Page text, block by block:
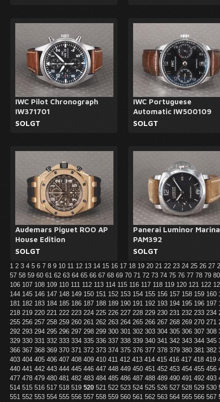
IWC Pilot Chronograph
IW371701
SOLGT
IWC Portuguese
Automatic IW500109
SOLGT
Audemars Piguet ROO AP
House Edition
SOLGT
Panerai Luminor Marina
PAM392
SOLGT
1 2 3 4 5 6 7 8 9 10 11 12 13 14 15 16 17 18 19 20 21 22 23 24 25 26 27
57 58 59 60 61 62 63 64 65 66 67 68 69 70 71 72 73 74 75 76 77 78 79
106 107 108 109 110 111 112 113 114 115 116 117 118 119 120 121 122
144 145 146 147 148 149 150 151 152 153 154 155 156 157 158 159 160
181 182 183 184 185 186 187 188 189 190 191 192 193 194 195 196 197
218 219 220 221 222 223 224 225 226 227 228 229 230 231 232 233 234
255 256 257 258 259 260 261 262 263 264 265 266 267 268 269 270 271
292 293 294 295 296 297 298 299 300 301 302 303 304 305 306 307 308
329 330 331 332 333 334 335 336 337 338 339 340 341 342 343 344 345
366 367 368 369 370 371 372 373 374 375 376 377 378 379 380 381 382
403 404 405 406 407 408 409 410 411 412 413 414 415 416 417 418 419
440 441 442 443 444 445 446 447 448 449 450 451 452 453 454 455 456
477 478 479 480 481 482 483 484 485 486 487 488 489 490 491 492 493
514 515 516 517 518 519 520 521 522 523 524 525 526 527 528 529 530
551 552 553 554 555 556 557 558 559 560 561 562 563 564 565 566 567